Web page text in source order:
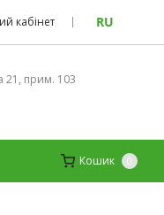
кабінет RU
21, прим. 103
Кошик 0